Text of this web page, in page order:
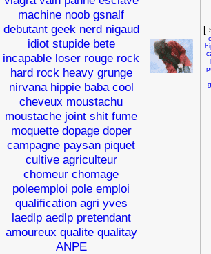
machine noob gsnalf
debutant geek nerd nigaud
idiot stupide bete
incapable loser rouge rock
hard rock heavy grunge
nirvana hippie baba cool
cheveux moustachu
moustache joint shit fume
moquette dopage doper
campagne paysan piquet
cultive agriculteur
chomeur chomage
poleemploi pole emploi
qualification agri yves
laedlp aedlp pretendant
amoureux qualite qualitay
ANPE